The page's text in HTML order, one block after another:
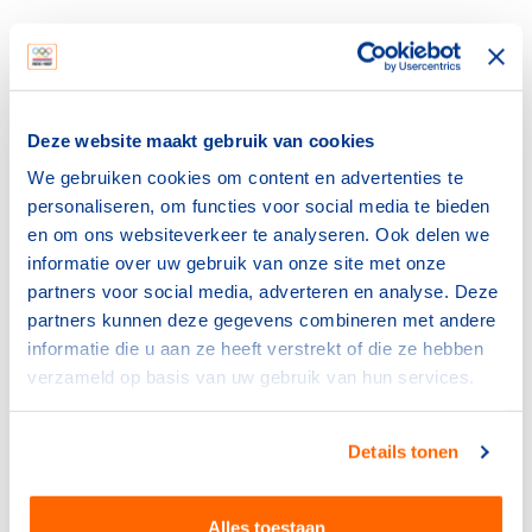
Deze website maakt gebruik van cookies
We gebruiken cookies om content en advertenties te
personaliseren, om functies voor social media te bieden
en om ons websiteverkeer te analyseren. Ook delen we
informatie over uw gebruik van onze site met onze
partners voor social media, adverteren en analyse. Deze
partners kunnen deze gegevens combineren met andere
informatie die u aan ze heeft verstrekt of die ze hebben
verzameld op basis van uw gebruik van hun services.
Details tonen
Alles toestaan
De sporters en hun coaches en
begeleiders zullen de planning naar dat
Pieter van den Hoogenband, chef de
mission TeamNL
Pieter van den Hoogenband, chef de mission van de
olympische ploeg, vindt het een goede en begrijpelijke
beslissing van het IOC: "Maar het komt, hoewel het
besluit al in de lijn der verwachting lag, toch aan bij de
sporters. Het doel waar ze de afgelopen jaren dagelijks
aan gewerkt hebben, is ineens weg."
"Als topsporter ben je gewend aan totale controle. Ik